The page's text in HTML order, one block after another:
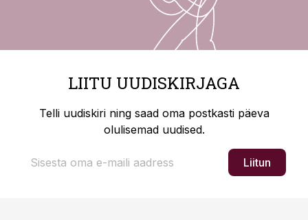
LIITU UUDISKIRJAGA
Telli uudiskiri ning saad oma postkasti päeva
olulisemad uudised.
Liitun